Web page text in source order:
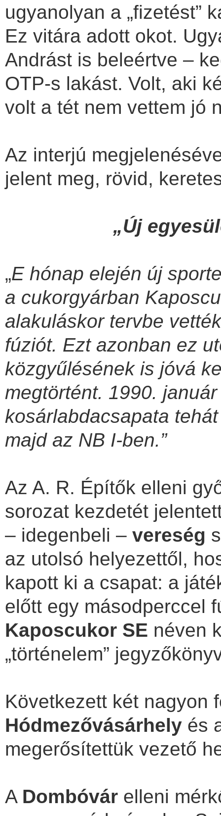
ugyanolyan a „fizetést”
Ez vitára adott okot.
Andrást is beleértve –
OTP-s lakást. Volt, aki
volt a tét nem vettem jó
Az interjú
jelent meg, rövid,
„Új
„E hónap elején új
a cukorgyárban
alakuláskor tervbe
fúziót. Ezt azonban ez
közgyűlésének is jóvá
megtörtént. 1990.
kosárlabdacsapata
majd az NB I-ben.”
Az A. R. Építők elleni
sorozat kezdetét
– idegenbeli – vereség
az utolsó helyezettől,
kapott ki a csapat: a
előtt egy másodperccel
Kaposcukor SE néven
„történelem”
Következett két nagyon
Hódmezővásárhely és
megerősítettük vezető
A Dombóvár elleni